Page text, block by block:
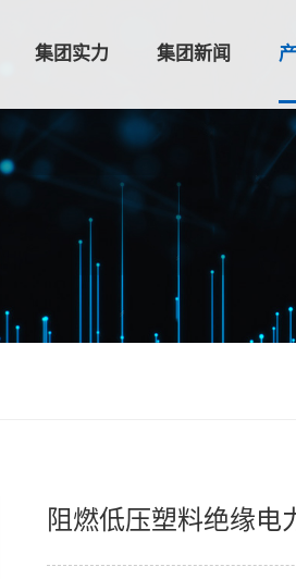
集团实力 集团新闻
阻燃低压塑料绝缘电